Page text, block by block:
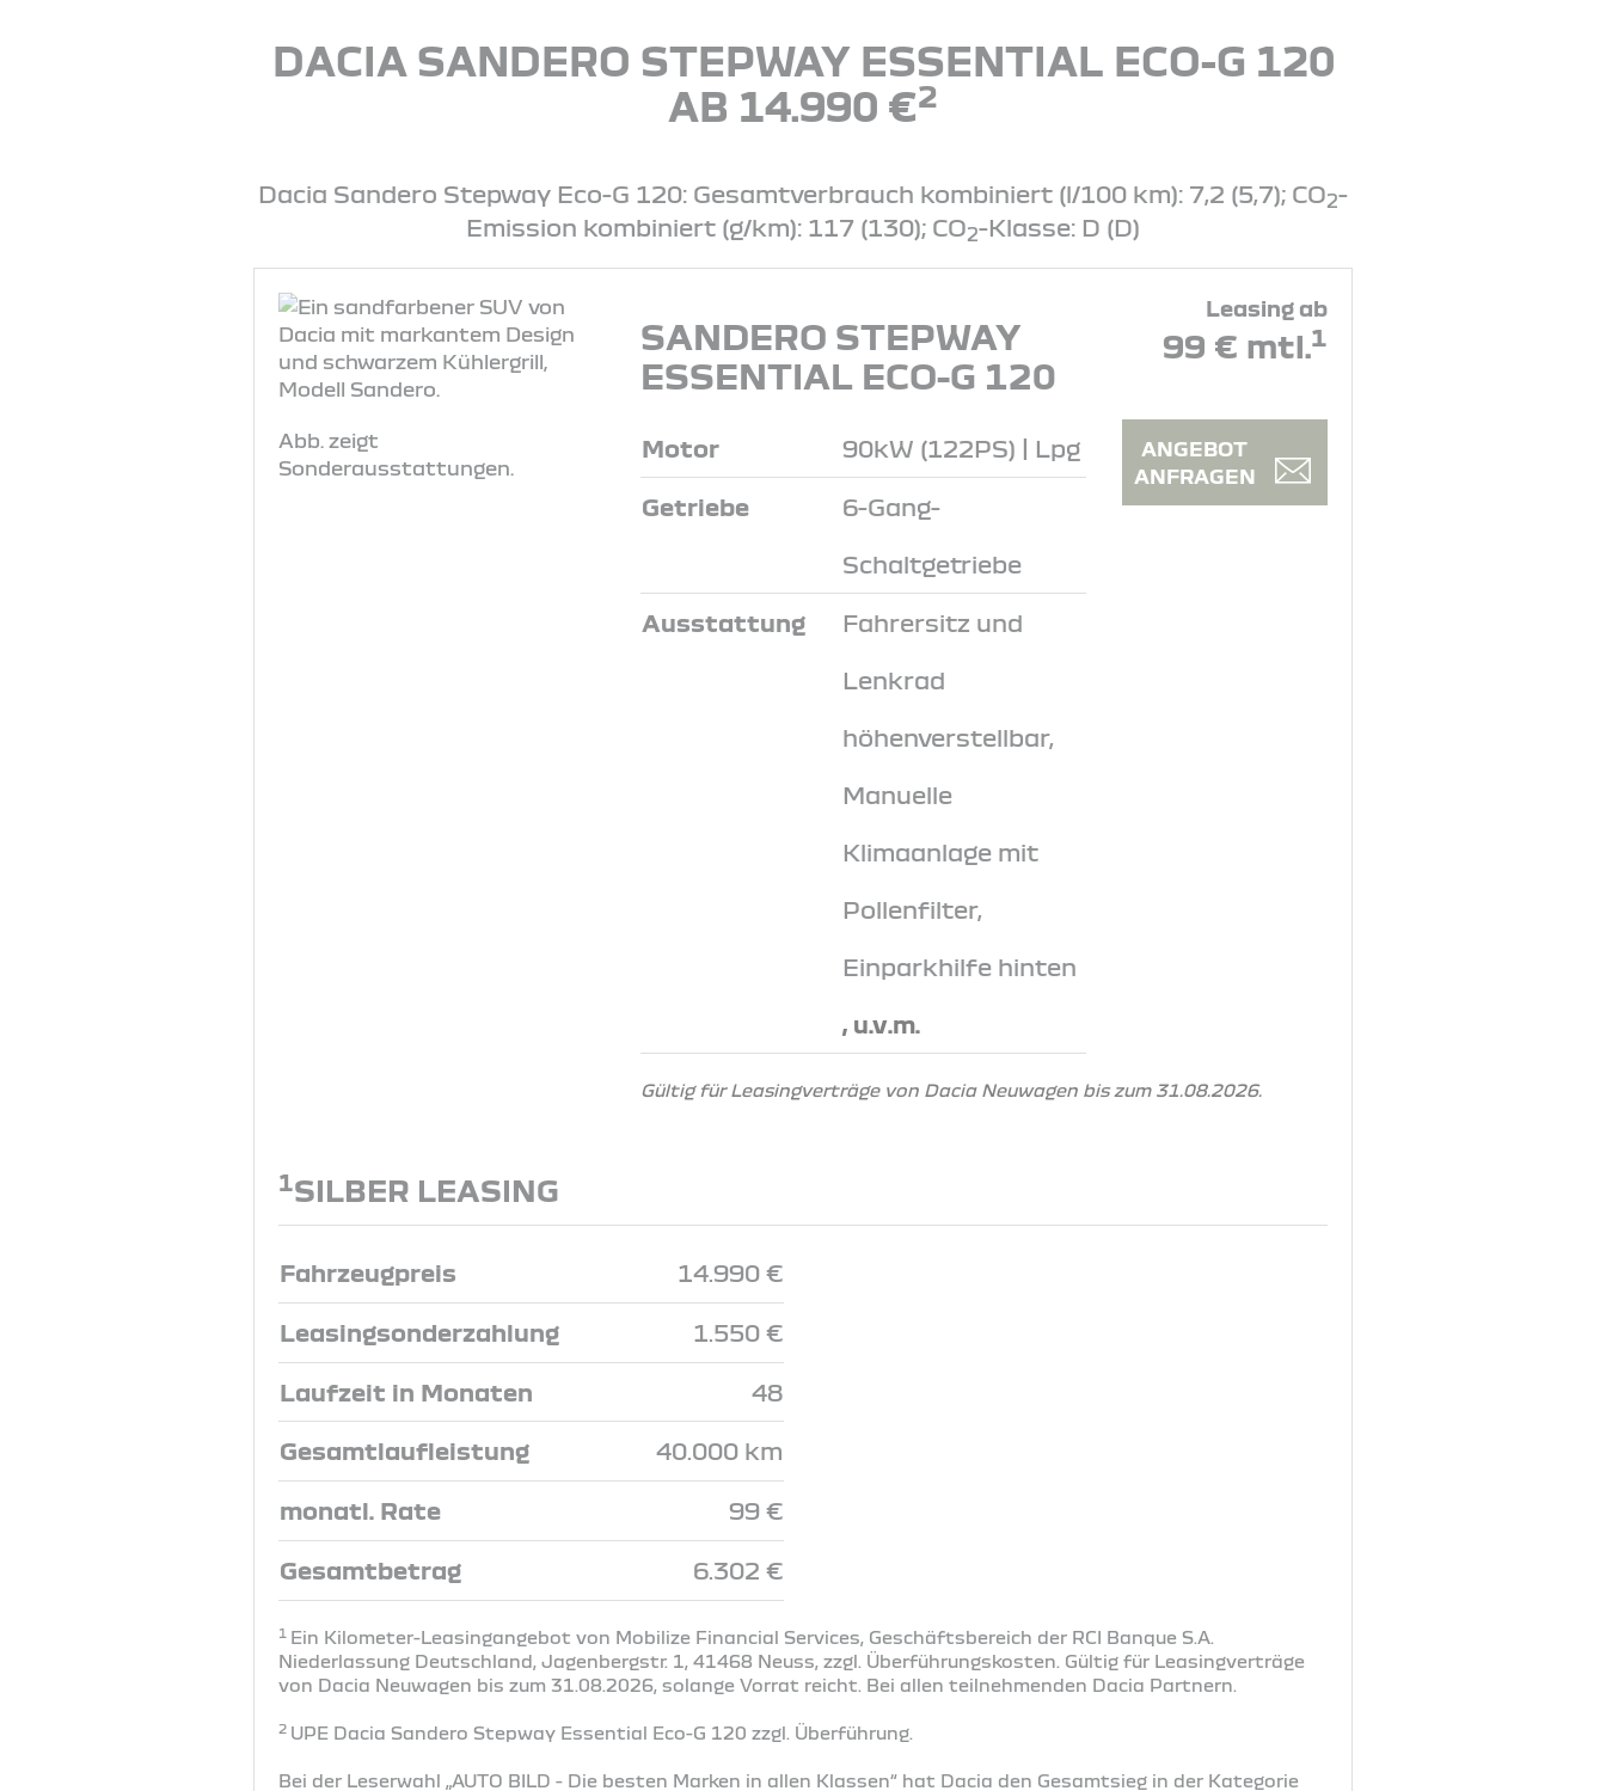
DACIA SANDERO STEPWAY ESSENTIAL ECO-G 120
AB 14.990 €2
Dacia Sandero Stepway Eco-G 120: Gesamtverbrauch kombiniert (l/100 km): 7,2 (5,7); CO2-
Emission kombiniert (g/km): 117 (130); CO2-Klasse: D (D)
Abb. zeigt
Sonderausstattungen.
SANDERO STEPWAY
ESSENTIAL ECO-G 120
Leasing ab
99 € mtl.1
Motor 90kW (122PS) | Lpg
Getriebe 6-Gang-
Schaltgetriebe
Ausstattung Fahrersitz und
Lenkrad
höhenverstellbar,
Manuelle
Klimaanlage mit
Pollenfilter,
Einparkhilfe hinten
, u.v.m.
ANGEBOT
ANFRAGEN
Gültig für Leasingverträge von Dacia Neuwagen bis zum 31.08.2026.
1SILBER LEASING
Fahrzeugpreis 14.990 €
Leasingsonderzahlung 1.550 €
Laufzeit in Monaten 48
Gesamtlaufleistung 40.000 km
monatl. Rate 99 €
Gesamtbetrag 6.302 €
1 Ein Kilometer-Leasingangebot von Mobilize Financial Services, Geschäftsbereich der RCI Banque S.A.
Niederlassung Deutschland, Jagenbergstr. 1, 41468 Neuss, zzgl. Überführungskosten. Gültig für Leasingverträge
von Dacia Neuwagen bis zum 31.08.2026, solange Vorrat reicht. Bei allen teilnehmenden Dacia Partnern.
2 UPE Dacia Sandero Stepway Essential Eco-G 120 zzgl. Überführung.
Bei der Leserwahl „AUTO BILD - Die besten Marken in allen Klassen“ hat Dacia den Gesamtsieg in der Kategorie